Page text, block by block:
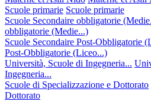
Scuole primarie Scuole primarie
Scuole Secondaire obbligatorie
obbligatorie (Medie...)
Scuole Secondaire Post-Obbligatorie
Post-Obbligatorie (Liceo...)
Università, Scuole di Ingegneria...
Ingegneria...
Scuole di Specializzazione e Dottorato
Dottorato